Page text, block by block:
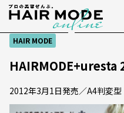
HAIR MODE
HAIRMODE+uresta
2012年3月1日発売／A4判変型